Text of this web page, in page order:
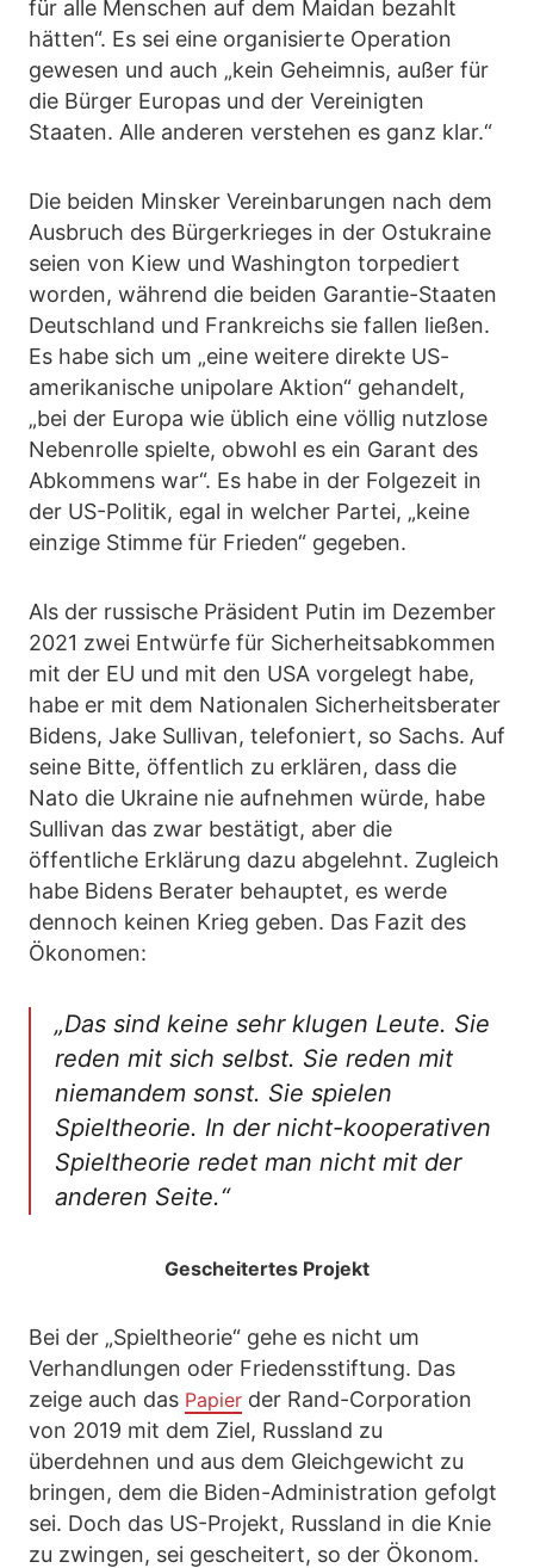
für alle Menschen auf dem Maidan bezahlt
hätten“. Es sei eine organisierte Operation
gewesen und auch „kein Geheimnis, außer für
die Bürger Europas und der Vereinigten
Staaten. Alle anderen verstehen es ganz klar.“
Die beiden Minsker Vereinbarungen nach dem
Ausbruch des Bürgerkrieges in der Ostukraine
seien von Kiew und Washington torpediert
worden, während die beiden Garantie-Staaten
Deutschland und Frankreichs sie fallen ließen.
Es habe sich um „eine weitere direkte US-
amerikanische unipolare Aktion“ gehandelt,
„bei der Europa wie üblich eine völlig nutzlose
Nebenrolle spielte, obwohl es ein Garant des
Abkommens war“. Es habe in der Folgezeit in
der US-Politik, egal in welcher Partei, „keine
einzige Stimme für Frieden“ gegeben.
Als der russische Präsident Putin im Dezember
2021 zwei Entwürfe für Sicherheitsabkommen
mit der EU und mit den USA vorgelegt habe,
habe er mit dem Nationalen Sicherheitsberater
Bidens, Jake Sullivan, telefoniert, so Sachs. Auf
seine Bitte, öffentlich zu erklären, dass die
Nato die Ukraine nie aufnehmen würde, habe
Sullivan das zwar bestätigt, aber die
öffentliche Erklärung dazu abgelehnt. Zugleich
habe Bidens Berater behauptet, es werde
dennoch keinen Krieg geben. Das Fazit des
Ökonomen:
„Das sind keine sehr klugen Leute. Sie
reden mit sich selbst. Sie reden mit
niemandem sonst. Sie spielen
Spieltheorie. In der nicht-kooperativen
Spieltheorie redet man nicht mit der
anderen Seite.“
Gescheitertes Projekt
Bei der „Spieltheorie“ gehe es nicht um
Verhandlungen oder Friedensstiftung. Das
zeige auch das Papier der Rand-Corporation
von 2019 mit dem Ziel, Russland zu
überdehnen und aus dem Gleichgewicht zu
bringen, dem die Biden-Administration gefolgt
sei. Doch das US-Projekt, Russland in die Knie
zu zwingen, sei gescheitert, so der Ökonom.